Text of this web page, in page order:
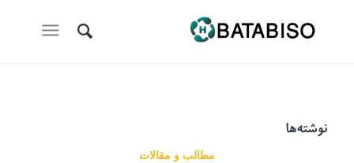
نوشته‌ها
مطالب و مقالات